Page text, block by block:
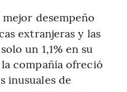
desempeño
extranjeras y las
un 1,1% en su
compañía ofreció
inusuales de